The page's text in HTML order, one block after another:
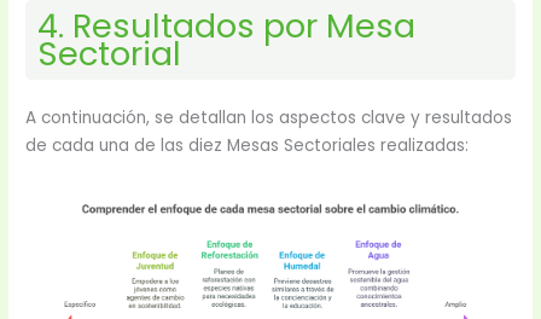
4. Resultados por Mesa
Sectorial
A continuación, se detallan los aspectos clave y resultados
de cada una de las diez Mesas Sectoriales realizadas: